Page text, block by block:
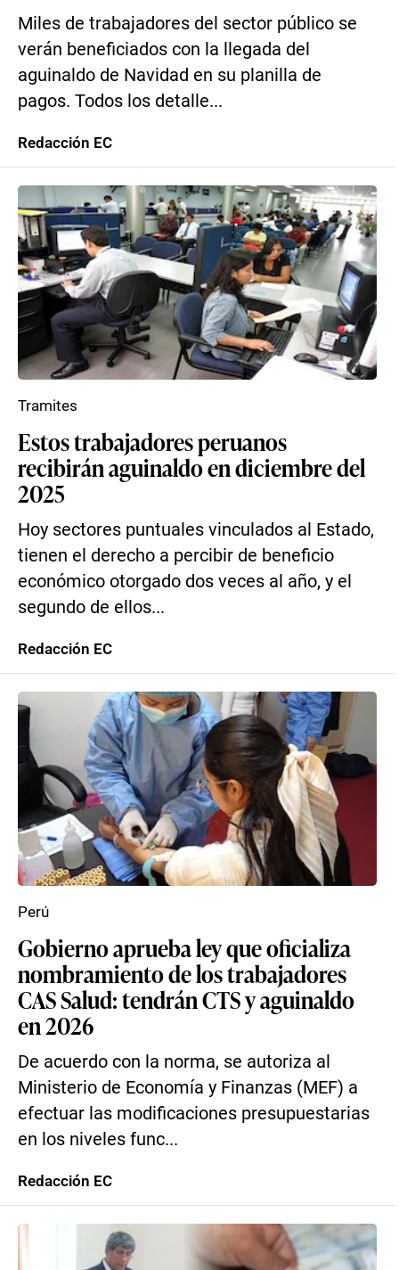
Miles de trabajadores del sector público se
verán beneficiados con la llegada del
aguinaldo de Navidad en su planilla de
pagos. Todos los detalle...
Redacción EC
Estos trabajadores peruanos
recibirán aguinaldo en diciembre del
2025
Hoy sectores puntuales vinculados al Estado,
tienen el derecho a percibir de beneficio
económico otorgado dos veces al año, y el
segundo de ellos...
Tramites
Redacción EC
Gobierno aprueba ley que oficializa
nombramiento de los trabajadores
CAS Salud: tendrán CTS y aguinaldo
en 2026
De acuerdo con la norma, se autoriza al
Ministerio de Economía y Finanzas (MEF) a
efectuar las modificaciones presupuestarias
en los niveles func...
Perú
Redacción EC